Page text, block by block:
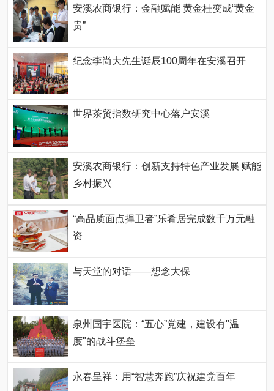
安溪农商银行：金融赋能 黄金桂变成“黄金
贵”
纪念李尚大先生诞辰100周年在安溪召开
世界茶贸指数研究中心落户安溪
安溪农商银行：创新支持特色产业发展 赋能
乡村振兴
“高品质面点捍卫者”乐肴居完成数千万元融
资
与天堂的对话——想念大保
泉州国宇医院：“五心”党建，建设有"温
度"的战斗堡垒
永春呈祥：用“智慧奔跑”庆祝建党百年